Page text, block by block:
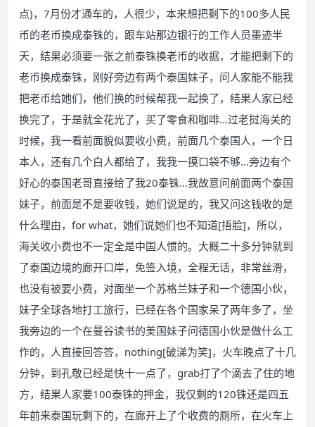
点)，7月份才通车的，人很少，本来想把剩下的100多人民
币的老币换成泰铢的，跟车站那边银行的工作人员墨迹半
天，结果必须要一张之前泰铢换老币的收据，才能把剩下的
老币换成泰铢，刚好旁边有两个泰国妹子，问人家能不能我
把老币给她们，他们换的时候帮我一起换了，结果人家已经
换完了，于是就全花光了，买了零食和咖啡…过老挝海关的
时候，我一看前面貌似要收小费，前面几个泰国人，一个日
本人，还有几个白人都给了，我我一摸口袋不够…旁边有个
好心的泰国老哥直接给了我20泰铢…我故意问前面两个泰国
妹子，前面是不是要收钱，她们说是的，我又问这钱收的是
什么理由，for what，她们说她们也不知道[捂脸]，所以，
海关收小费也不一定全是中国人惯的。大概二十多分钟就到
了泰国边境的廊开口岸，免签入境，全程无话，非常丝滑，
也没有被要小费，对面坐一个苏格兰妹子和一个德国小伙，
妹子全球各地打工旅行，已经在各个国家呆了两年多了，坐
我旁边的一个在曼谷读书的美国妹子问德国小伙是做什么工
作的，人直接回答答，nothing[破涕为笑]，火车晚点了十几
分钟，到孔敬已经是快十一点了，grab打了个滴去了住的地
方，结果人家要100泰铢的押金，我仅剩的120铢还是四五
年前来泰国玩剩下的，在廊开上了个收费的厕所，在火车上